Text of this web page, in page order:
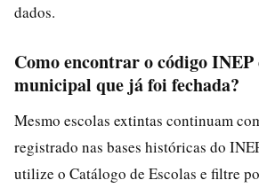
dados.
Como encontrar o código INEP
municipal que já foi fechada?
Mesmo escolas extintas continuam
registrado nas bases históricas do
utilize o Catálogo de Escolas e filtre